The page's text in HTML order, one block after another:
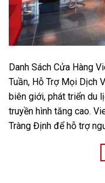
Danh Sách Cửa Hàng
Tuần, Hỗ Trợ Mọi Dịch
biên giới, phát triển du
truyền hình tăng cao.
Tràng Định để hỗ trợ